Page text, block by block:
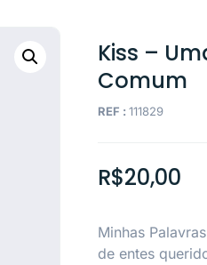
Kiss –
Comum
REF : 111829
R$20,00
Minhas
de entes